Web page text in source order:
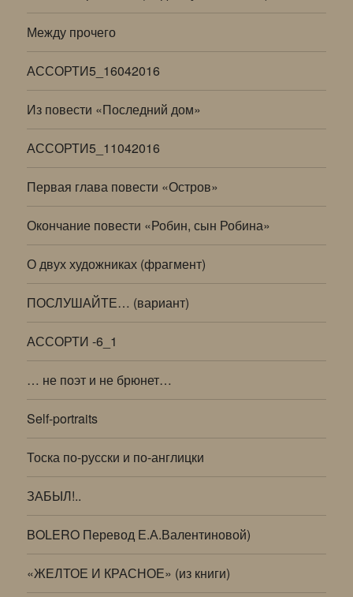
Между прочего
АССОРТИ5_16042016
Из повести «Последний дом»
АССОРТИ5_11042016
Первая глава повести «Остров»
Окончание повести «Робин, сын Робина»
О двух художниках (фрагмент)
ПОСЛУШАЙТЕ… (вариант)
АССОРТИ -6_1
… не поэт и не брюнет…
Self-portraits
Тоска по-русски и по-англицки
ЗАБЫЛ!..
BOLERO Перевод Е.А.Валентиновой)
«ЖЕЛТОЕ И КРАСНОЕ» (из книги)